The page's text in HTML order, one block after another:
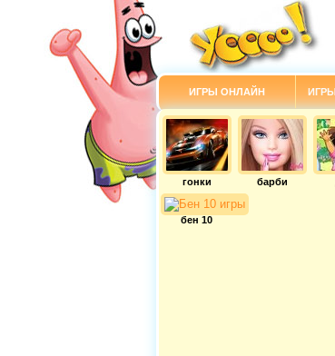
ИГРЫ ОНЛАЙН
гонки барби
бен 10